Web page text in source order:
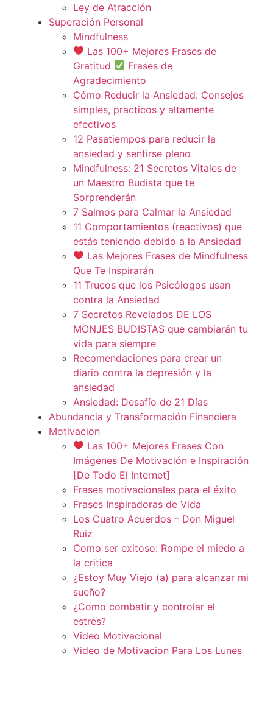
Ley de Atracción
Superación Personal
Mindfulness
Las 100+ Mejores Frases de
Gratitud
Frases de
Agradecimiento
Cómo Reducir la Ansiedad: Consejos
simples, practicos y altamente
efectivos
12 Pasatiempos para reducir la
ansiedad y sentirse pleno
Mindfulness: 21 Secretos Vitales de
un Maestro Budista que te
Sorprenderán
7 Salmos para Calmar la Ansiedad
11 Comportamientos (reactivos) que
estás teniendo debido a la Ansiedad
Las Mejores Frases de Mindfulness
Que Te Inspirarán
11 Trucos que los Psicólogos usan
contra la Ansiedad
7 Secretos Revelados DE LOS
MONJES BUDISTAS que cambiarán tu
vida para siempre
Recomendaciones para crear un
diario contra la depresión y la
ansiedad
Ansiedad: Desafío de 21 Días
Abundancia y Transformación Financiera
Motivacion
Las 100+ Mejores Frases Con
Imágenes De Motivación e Inspiración
[De Todo El Internet]
Frases motivacionales para el éxito
Frases Inspiradoras de Vida
Los Cuatro Acuerdos – Don Miguel
Ruiz
Como ser exitoso: Rompe el miedo a
la critica
¿Estoy Muy Viejo (a) para alcanzar mi
sueño?
¿Como combatir y controlar el
estres?
Video Motivacional
Video de Motivacion Para Los Lunes